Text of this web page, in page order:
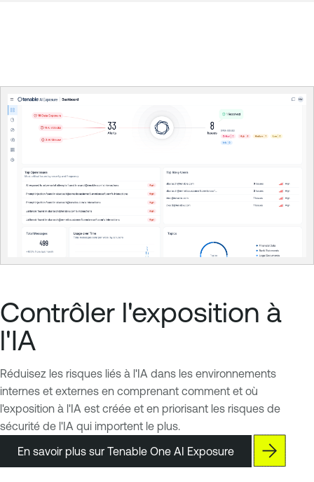
Contrôler l'exposition à
l'IA
Réduisez les risques liés à l'IA dans les environnements
internes et externes en comprenant comment et où
l'exposition à l'IA est créée et en priorisant les risques de
sécurité de l'IA qui importent le plus.
En savoir plus sur Tenable One AI Exposure